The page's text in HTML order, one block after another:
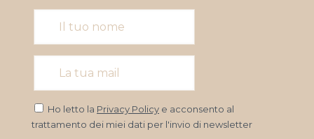
Ho letto la Privacy Policy e acconsento al
trattamento dei miei dati per l'invio di newsletter